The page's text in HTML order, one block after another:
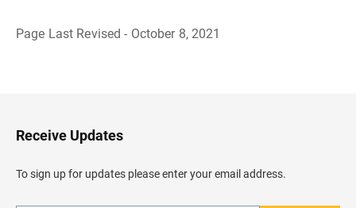
Page Last Revised - October 8, 2021
H
e
d
e
Receive Updates
To sign up for updates please enter your email address.